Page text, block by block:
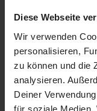
Diese Webseite
Wir verwenden
personalisieren,
zu können und die
analysieren.
Deiner
für soziale Medien,
Diagramme
Einzelne
löschen
Die
Layout von